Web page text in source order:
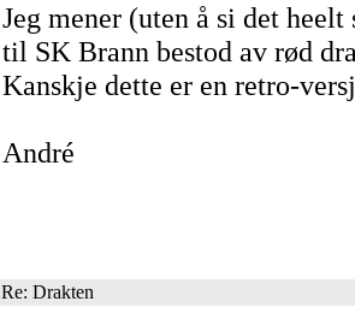
Jeg mener (uten å si det
til SK Brann bestod av rød
Kanskje dette er en retro-
André
Re: Drakten